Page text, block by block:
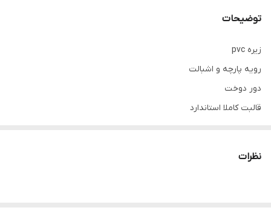
توضیحات
زیره pvc
رویه پارچه و اشبالت
دور دوخت
قالبت کاملا استاندارد
نظرات